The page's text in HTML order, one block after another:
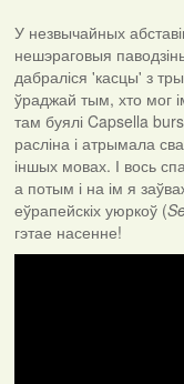
У незвычайных
нешэраговыя
дабраліся 'касцы' з
ўраджай тым, хто мог
там буялі Capsella
расліна і атрымала
іншых мовах. І вось
а потым і на ім я
еўрапейскіх уюркоў (
гэтае насенне!